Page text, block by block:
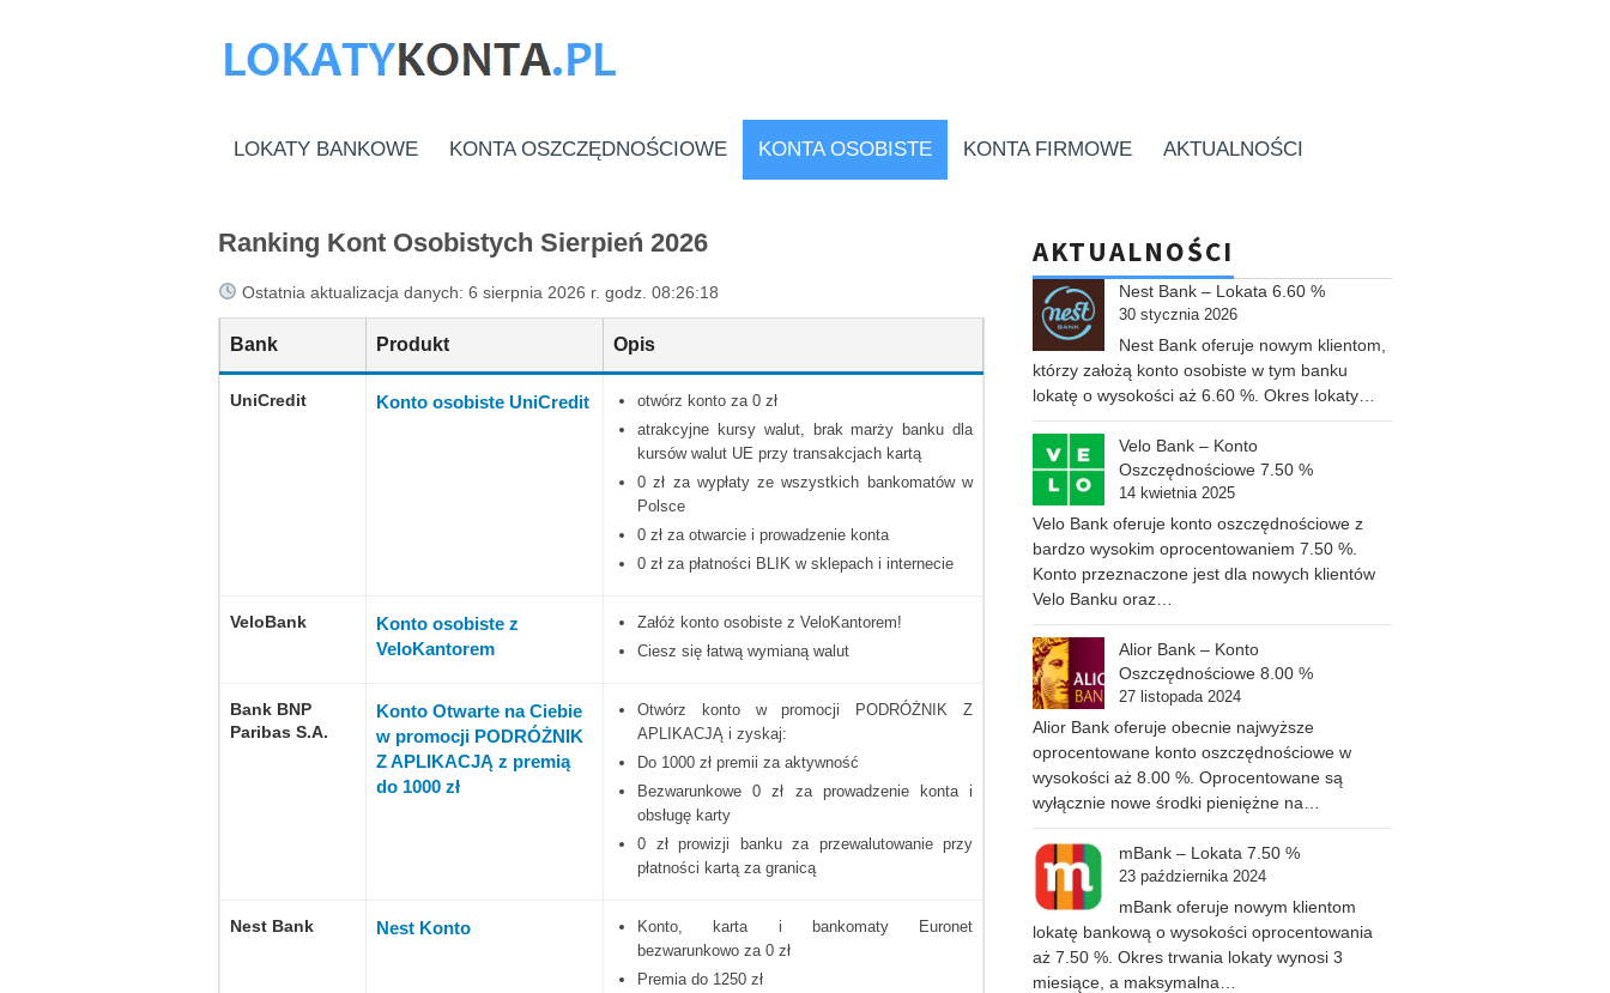
LOKATY BANKOWE KONTA OSZCZĘDNOŚCIOWE KONTA OSOBISTE KONTA FIRMOWE AKTUALNOŚCI
Ranking Kont Osobistych Sierpień 2026
Ostatnia aktualizacja danych: 6 sierpnia 2026 r. godz. 08:26:18
Bank Produkt Opis
UniCredit Konto osobiste UniCredit
otwórz konto za 0 zł
atrakcyjne kursy walut, brak marży banku dla
kursów walut UE przy transakcjach kartą
0 zł za wypłaty ze wszystkich bankomatów w
Polsce
0 zł za otwarcie i prowadzenie konta
0 zł za płatności BLIK w sklepach i internecie
VeloBank
Konto osobiste z
VeloKantorem
Załóż konto osobiste z VeloKantorem!
Ciesz się łatwą wymianą walut
Bank BNP
Paribas S.A.
Konto Otwarte na Ciebie
w promocji PODRÓŻNIK
Z APLIKACJĄ z premią
do 1000 zł
Otwórz konto w promocji PODRÓŻNIK Z
APLIKACJĄ i zyskaj:
Do 1000 zł premii za aktywność
Bezwarunkowe 0 zł za prowadzenie konta i
obsługę karty
0 zł prowizji banku za przewalutowanie przy
płatności kartą za granicą
Nest Bank Nest Konto
Konto, karta i bankomaty Euronet
bezwarunkowo za 0 zł
Premia do 1250 zł
AKTUALNOŚCI
Nest Bank – Lokata 6.60 %
30 stycznia 2026
Nest Bank oferuje nowym klientom,
którzy założą konto osobiste w tym banku
lokatę o wysokości aż 6.60 %. Okres lokaty…
Velo Bank – Konto
Oszczędnościowe 7.50 %
14 kwietnia 2025
Velo Bank oferuje konto oszczędnościowe z
bardzo wysokim oprocentowaniem 7.50 %.
Konto przeznaczone jest dla nowych klientów
Velo Banku oraz…
Alior Bank – Konto
Oszczędnościowe 8.00 %
27 listopada 2024
Alior Bank oferuje obecnie najwyższe
oprocentowane konto oszczędnościowe w
wysokości aż 8.00 %. Oprocentowane są
wyłącznie nowe środki pieniężne na…
mBank – Lokata 7.50 %
23 października 2024
mBank oferuje nowym klientom
lokatę bankową o wysokości oprocentowania
aż 7.50 %. Okres trwania lokaty wynosi 3
miesiące, a maksymalna…